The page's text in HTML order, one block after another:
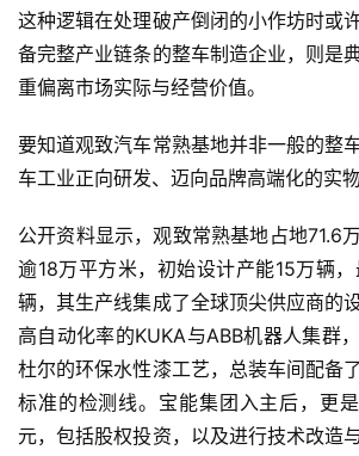
这种逻辑在处理破产倒闭的小作坊时或
备完整产业链条的整车制造企业，则是
重偏离市场实际与经营价值。
要知道观致汽车常熟基地并非一般的整
车工业正向研发、迈向品牌高端化的实物
公开资料显示，观致常熟基地占地71.6
逾18万平方米，初始设计产能15万辆
辆，其生产线集成了全球顶尖供应商的
高自动化率的KUKA与ABB机器人集群
杜尔的环保水性漆工艺，总装车间配备
标准的检测线。宝能集团入主后，更
元，包括股权投资，以及进行技术改造